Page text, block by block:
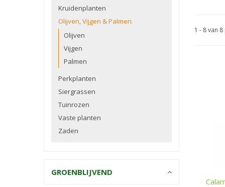
1 - 8 van
Kruidenplanten
Olijven, Vijgen & Palmen
Olijven
Vijgen
Palmen
Perkplanten
Siergrassen
Tuinrozen
Vaste planten
Zaden
GROENBLIJVEND